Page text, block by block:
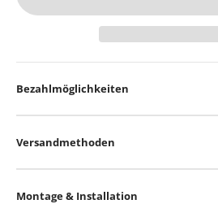
Bezahlmöglichkeiten
Versandmethoden
Montage & Installation